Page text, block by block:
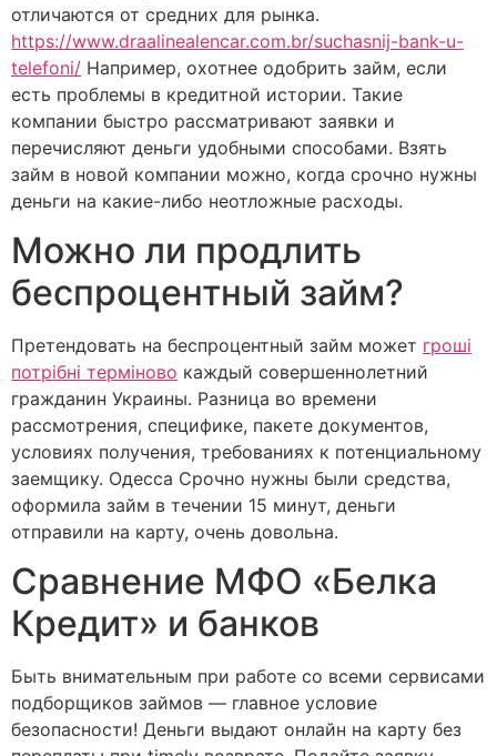
отличаются от средних для рынка.
https://www.draalinealencar.com.br/suchasnij-bank-u-
telefoni/ Например, охотнее одобрить займ, если
есть проблемы в кредитной истории. Такие
компании быстро рассматривают заявки и
перечисляют деньги удобными способами. Взять
займ в новой компании можно, когда срочно нужны
деньги на какие-либо неотложные расходы.
Можно ли продлить
беспроцентный займ?
Претендовать на беспроцентный займ может гроші
потрібні терміново каждый совершеннолетний
гражданин Украины. Разница во времени
рассмотрения, специфике, пакете документов,
условиях получения, требованиях к потенциальному
заемщику. Одесса Срочно нужны были средства,
оформила займ в течении 15 минут, деньги
отправили на карту, очень довольна.
Сравнение МФО «Белка
Кредит» и банков
Быть внимательным при работе со всеми сервисами
подборщиков займов — главное условие
безопасности! Деньги выдают онлайн на карту без